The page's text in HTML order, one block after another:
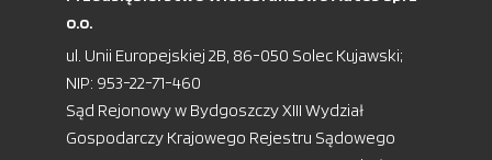
o.o.
ul. Unii Europejskiej 2B, 86-050 Solec Kujawski;
NIP: 953-22-71-460
Sąd Rejonowy w Bydgoszczy XIII Wydział
Gospodarczy Krajowego Rejestru Sądowego